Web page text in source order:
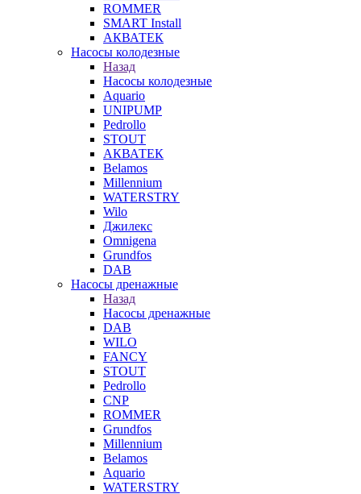
ROMMER
SMART Install
АКВАТЕК
Насосы колодезные
Назад
Насосы колодезные
Aquario
UNIPUMP
Pedrollo
STOUT
АКВАТЕК
Belamos
Millennium
WATERSTRY
Wilo
Джилекс
Omnigena
Grundfos
DAB
Насосы дренажные
Назад
Насосы дренажные
DAB
WILO
FANCY
STOUT
Pedrollo
CNP
ROMMER
Grundfos
Millennium
Belamos
Aquario
WATERSTRY